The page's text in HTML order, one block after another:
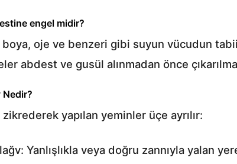
engel midir?
boya, oje ve benzeri gibi suyun vücudun
abdest ve gusül alınmadan önce
Nedir?
zikrederek yapılan yeminler üçe ayrılır:
Yanlışlıkla veya doğru zannıyla yalan